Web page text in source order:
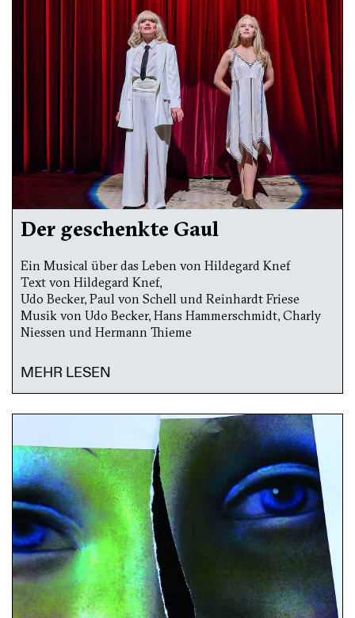
Der geschenkte Gaul
Ein Musical über das Leben von Hildegard Knef
Text von Hildegard Knef,
Udo Becker, Paul von Schell und Reinhardt Friese
Musik von Udo Becker, Hans Hammerschmidt, Charly
Niessen und Hermann Thieme
MEHR LESEN